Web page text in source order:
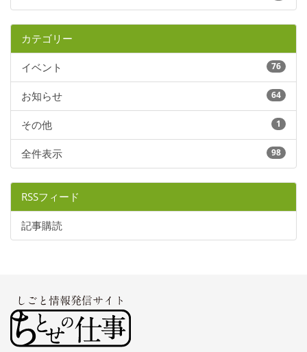
カテゴリー
イベント 76
お知らせ 64
その他 1
全件表示 98
RSSフィード
記事購読